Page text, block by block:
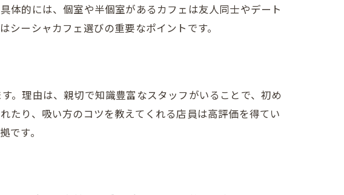
介
の活用法
サービス
な使い方
ト
体的には、個室や半個室があるカフェは友人同士やデート
ーシャカフェ選びの重要なポイントです。
。理由は、親切で知識豊富なスタッフがいることで、初め
たり、吸い方のコツを教えてくれる店員は高評価を得てい
です。